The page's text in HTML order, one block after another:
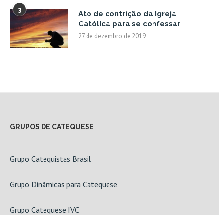
3
Ato de contrição da Igreja
Católica para se confessar
27 de dezembro de 2019
GRUPOS DE CATEQUESE
Grupo Catequistas Brasil
Grupo Dinâmicas para Catequese
Grupo Catequese IVC